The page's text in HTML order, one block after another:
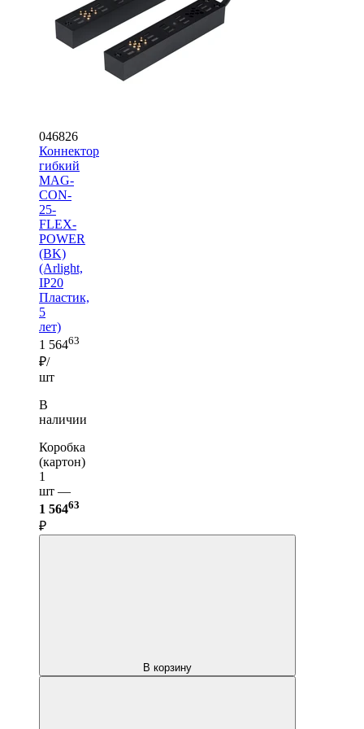
046826
Коннектор
гибкий
MAG-
CON-
25-
FLEX-
POWER
(BK)
(Arlight,
IP20
Пластик,
5
лет)
1 56463
₽/
шт
В
наличии
Коробка
(картон)
1
шт —
1 56463
₽
В корзину